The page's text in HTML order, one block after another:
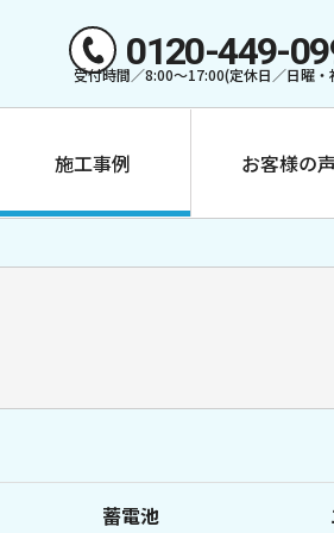
0120-449-
受付時間／8:00〜17:00(定休日／日曜・
カナデ
施工事例 お客様の声
蓄電池